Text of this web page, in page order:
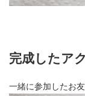
完成したア
一緒に参加したお